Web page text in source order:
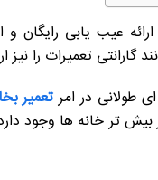
ارائه عیب یابی
گارانتی تعمیرات را
طولانی در امرتعمیر
بیش تر خانه ها وجود